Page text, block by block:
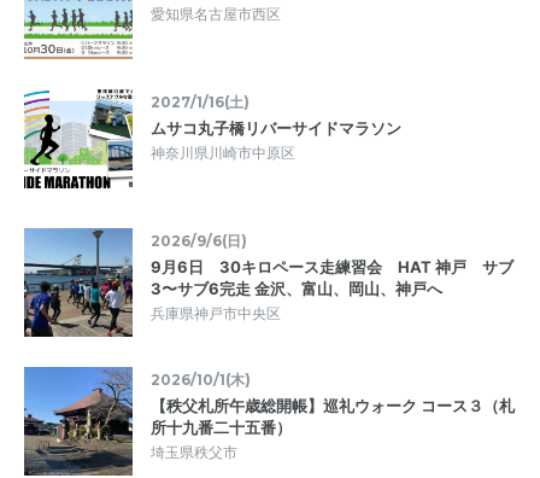
愛知県名古屋市西区
2027/1/16(土)
ムサコ丸子橋リバーサイドマラソン
神奈川県川崎市中原区
2026/9/6(日)
9月6日 30キロペース走練習会 HAT 神戸 サブ
3〜サブ6完走 金沢、富山、岡山、神戸へ
兵庫県神戸市中央区
2026/10/1(木)
【秩父札所午歳総開帳】巡礼ウォーク コース３（札
所十九番二十五番）
埼玉県秩父市